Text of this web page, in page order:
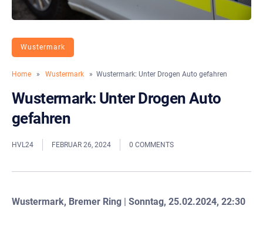
Wustermark
Home » Wustermark » Wustermark: Unter Drogen Auto gefahren
Wustermark: Unter Drogen Auto
gefahren
HVL24 FEBRUAR 26, 2024 0 COMMENTS
Wustermark, Bremer Ring Sonntag, 25.02.2024, 22:30